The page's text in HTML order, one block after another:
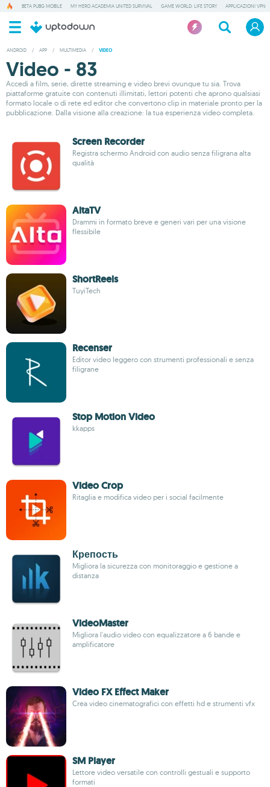
BETA PUBG MOBILE MY HERO ACADEMIA UNITED SURVIVAL GAME WORLD: LIFE STORY APPLICAZIONI VPN
ANDROID / APP / MULTIMEDIA / VIDEO
Video - 83
Accedi a film, serie, dirette streaming e video brevi ovunque tu sia. Trova
piattaforme gratuite con contenuti illimitati, lettori potenti che aprono qualsiasi
formato locale o di rete ed editor che convertono clip in materiale pronto per la
pubblicazione. Dalla visione alla creazione: la tua esperienza video completa.
Screen Recorder
Registra schermo Android con audio senza filigrana alta
qualità
AltaTV
Drammi in formato breve e generi vari per una visione
flessibile
ShortReels
TuyiTech
Recenser
Editor video leggero con strumenti professionali e senza
filigrane
Stop Motion Video
kkapps
Video Crop
Ritaglia e modifica video per i social facilmente
Крепость
Migliora la sicurezza con monitoraggio e gestione a
distanza
VideoMaster
Migliora l'audio video con equalizzatore a 6 bande e
amplificatore
Video FX Effect Maker
Crea video cinematografici con effetti hd e strumenti vfx
SM Player
Lettore video versatile con controlli gestuali e supporto
formati